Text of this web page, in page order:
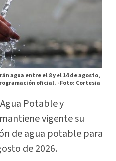
agua entre el 8 y el 14 de agosto,
oficial. -Foto: Cortesia
Potable y
vigente su
de agua potable para
de 2026.